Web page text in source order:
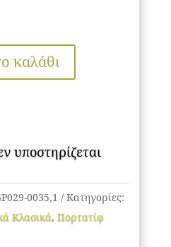
καλάθι
υποστηρίζεται
0035,1
Κατηγορίες:
Κλασικά, Πορτατίφ